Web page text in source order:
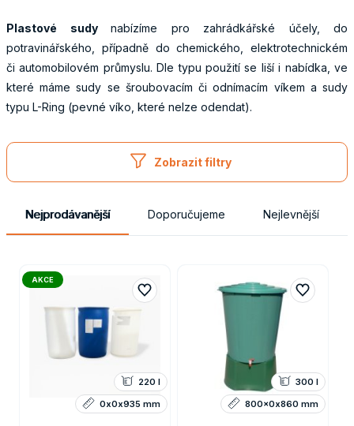
Plastové sudy nabízíme pro zahrádkářské účely, do
potravinářského, případně do chemického, elektrotechnickém
či automobilovém průmyslu. Dle typu použití se liší i nabídka, ve
které máme sudy se šroubovacím či odnímacím víkem a sudy
typu L-Ring (pevné víko, které nelze odendat).
Obaly
Zobrazit filtry
Nejprodávanější Doporučujeme Nejlevnější
AKCE
220 l
0x0x935 mm
300 l
800x0x860 mm